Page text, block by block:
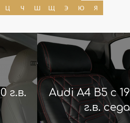
Ц Ч Ш Щ Э Ю Я
г.в.
Audi A4 B5 с
г.в.